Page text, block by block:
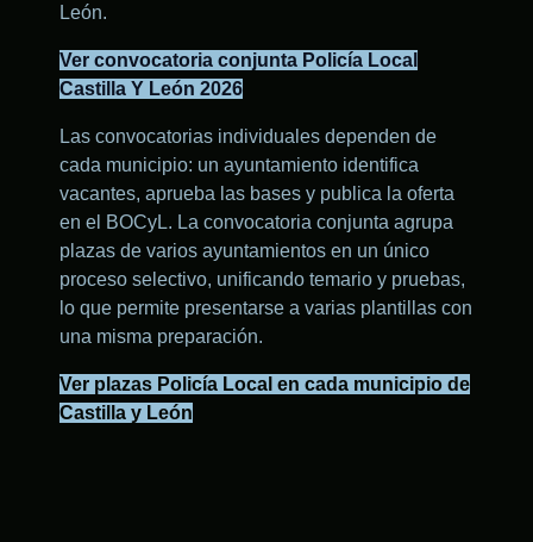
León.
Ver convocatoria conjunta Policía Local
Castilla Y León 2026
Las convocatorias individuales dependen de
cada municipio: un ayuntamiento identifica
vacantes, aprueba las bases y publica la oferta
en el BOCyL. La convocatoria conjunta agrupa
plazas de varios ayuntamientos en un único
proceso selectivo, unificando temario y pruebas,
lo que permite presentarse a varias plantillas con
una misma preparación.
Ver plazas Policía Local en cada municipio de
Castilla y León